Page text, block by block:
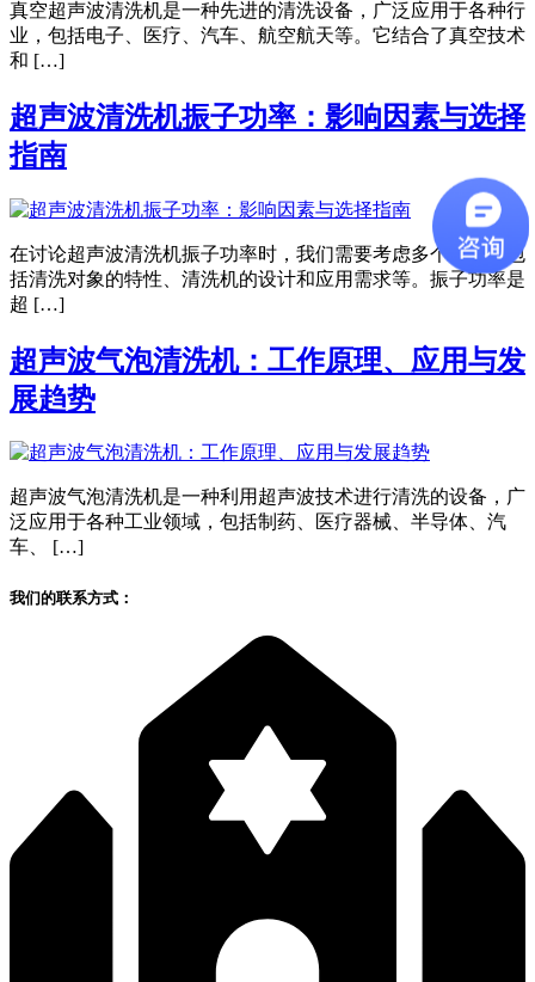
真空超声波清洗机是一种先进的清洗设备，广泛应用于各种行
业，包括电子、医疗、汽车、航空航天等。它结合了真空技术
和 […]
超声波清洗机振子功率：影响因素与选择
指南
在讨论超声波清洗机振子功率时，我们需要考虑多个因素，包
括清洗对象的特性、清洗机的设计和应用需求等。振子功率是
超 […]
超声波气泡清洗机：工作原理、应用与发
展趋势
超声波气泡清洗机是一种利用超声波技术进行清洗的设备，广
泛应用于各种工业领域，包括制药、医疗器械、半导体、汽
车、 […]
我们的联系方式：